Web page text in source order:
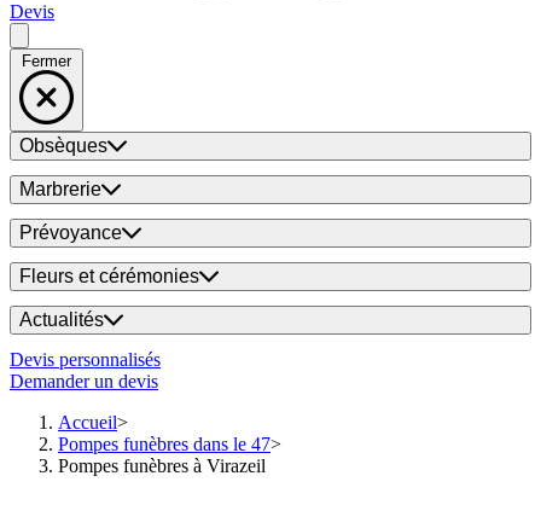
Devis
Fermer
Obsèques
Marbrerie
Prévoyance
Fleurs et cérémonies
Actualités
Devis personnalisés
Demander un devis
Accueil
Pompes funèbres dans le 47
Pompes funèbres à Virazeil